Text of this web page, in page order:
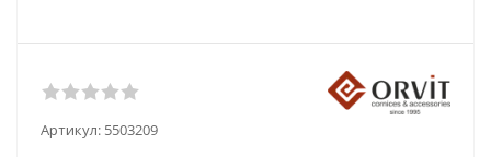
Артикул: 5503209